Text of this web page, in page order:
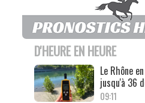
D'HEURE EN HEURE
Le Rhône
jusqu'à 36
09:11